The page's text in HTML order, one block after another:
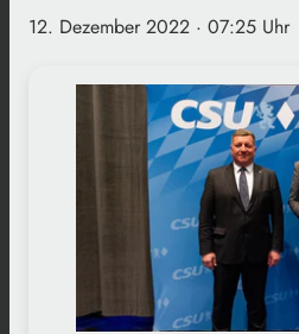
12. Dezember 2022 · 07:25 Uhr